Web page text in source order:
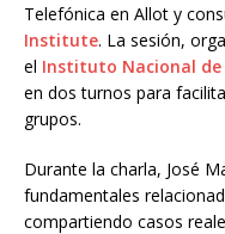
Telefónica en Allot y
Institute. La sesión,
el Instituto Nacional de
en dos turnos para
grupos.
Durante la charla, José
fundamentales
compartiendo casos